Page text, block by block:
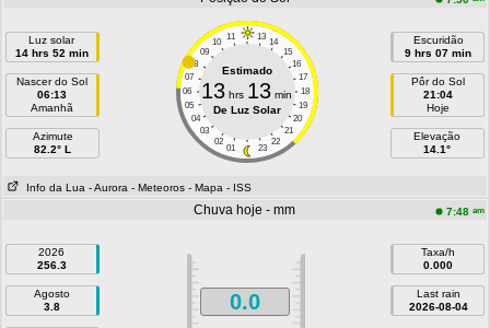
Luz solar
14 hrs 52 min
Nascer do Sol
06:13
Amanhã
Azimute
82.2° L
11 13
10
14
09
15
08
16
07
17
06
18
05
19
04
20
03
21
02
22
01 23
Estimado
13 hrs 13 min
De Luz Solar
Escuridão
9 hrs 07 min
Pôr do Sol
21:04
Hoje
Elevação
14.1°
Info da Lua - Aurora - Meteoros - Mapa - ISS
Chuva hoje - mm 7:48 am
2026
256.3
Agosto
3.8
0.0
Taxa/h
0.000
Last rain
2026-08-04